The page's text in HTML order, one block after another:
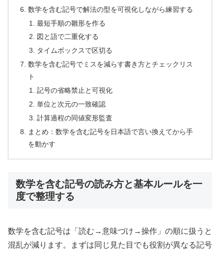
数学を含む記号で解法の型を可視化しながら練習する
最短手順の雛形を作る
図と語で二重化する
タイムボックスで区切る
数学を含む記号でミスを減らす書き方とチェックリス
ト
記号の省略禁止と可視化
単位と次元の一致確認
計算過程の同値変形監査
まとめ：数学を含む記号を日本語で言い換えてから手
を動かす
数学を含む記号の読み方と基本ルールを一
度で整理する
数学を含む記号は「読む→意味づけ→操作」の順に扱うと
混乱が減ります。まずは同じ見た目でも役割が異なる記号